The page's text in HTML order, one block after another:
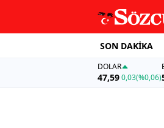
SON DAKİKA
DOLAR
47,590,03(%0,06)